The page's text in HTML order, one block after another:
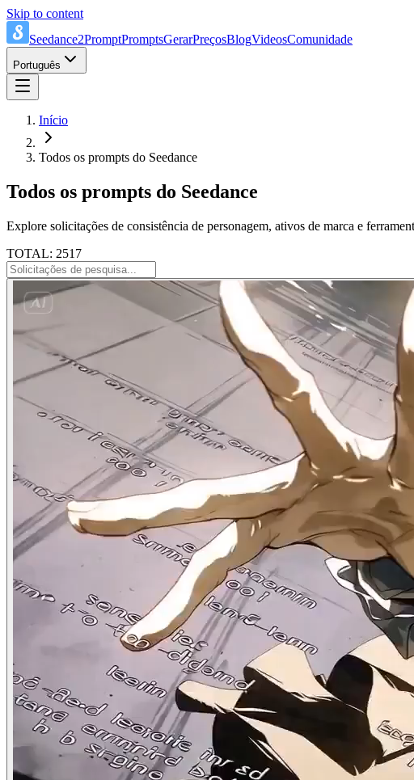
Skip to content
Seedance2PromptPromptsGerarPreçosBlogVideosComunidade
Português
Início
Todos os prompts do Seedance
Todos os prompts do Seedance
Explore solicitações de consistência de personagem, ativos de marca e
TOTAL: 2517